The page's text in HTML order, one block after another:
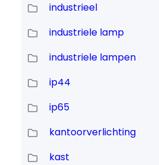
industrieel
industriele lamp
industriele lampen
ip44
ip65
kantoorverlichting
kast